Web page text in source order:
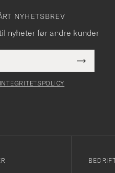
NYHETSBREV
nyheter før andre kunder
Submit
Newsletter